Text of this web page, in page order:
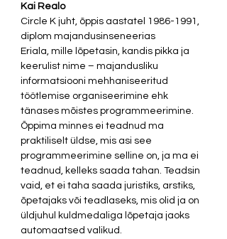
Kai Realo
Circle K juht, õppis aastatel 1986-1991,
diplom majandusinseneerias
Eriala, mille lõpetasin, kandis pikka ja
keerulist nime – majandusliku
informatsiooni mehhaniseeritud
töötlemise organiseerimine ehk
tänases mõistes programmeerimine.
Õppima minnes ei teadnud ma
praktiliselt üldse, mis asi see
programmeerimine selline on, ja ma ei
teadnud, kelleks saada tahan. Teadsin
vaid, et ei taha saada juristiks, arstiks,
õpetajaks või teadlaseks, mis olid ja on
üldjuhul kuldmedaliga lõpetaja jaoks
automaatsed valikud.